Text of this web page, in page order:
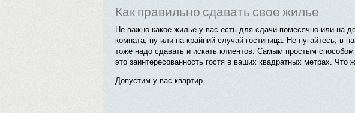
Как правильно сдавать свое жилье
Не важно какое жилье у вас есть для сдачи помесячно или на
комната, ну или на крайний случай гостиница. Не пугайтесь, в
тоже надо сдавать и искать клиентов. Самым простым
это заинтересованность гостя в ваших квадратных метрах. Что
Допустим у вас квартир...